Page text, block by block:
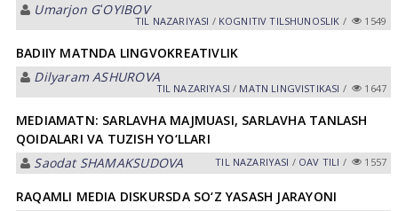
Umarjon GʻOYIBOV
TIL NАZАRIYASI / KOGNITIV TILSHUNOSLIK / 1549
BADIIY MATNDA LINGVOKREATIVLIK
Dilyaram АSHUROVА
TIL NАZАRIYASI / MATN LINGVISTIKASI / 1647
MEDIAMATN: SARLAVHA MAJMUASI, SARLAVHA TANLASH
QOIDALARI VA TUZISH YO‘LLARI
Saodat SHАMАKSUDOVА
TIL NАZАRIYASI / OAV TILI / 1557
RAQAMLI MEDIA DISKURSDA SO‘Z YASASH JARAYONI